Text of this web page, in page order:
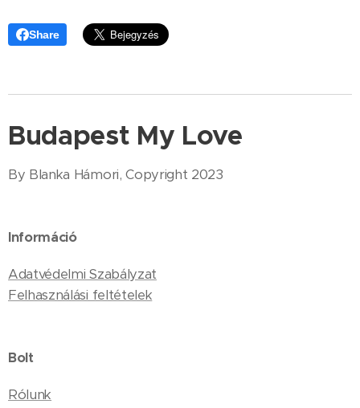
Share
Budapest My Love
By Blanka Hámori, Copyright 2023
Információ
Adatvédelmi Szabályzat
Felhasználási feltételek
Bolt
Rólunk